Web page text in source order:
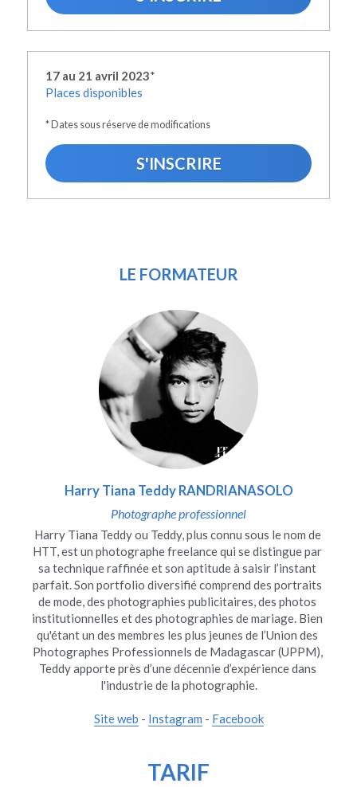
17 au 21 avril 2023*
Places disponibles
* Dates sous réserve de modifications
S'INSCRIRE
LE FORMATEUR
Harry Tiana Teddy RANDRIANASOLO
Photographe professionnel
Harry Tiana Teddy ou Teddy, plus connu sous le nom de
HTT, est un photographe freelance qui se distingue par
sa technique raffinée et son aptitude à saisir l’instant
parfait. Son portfolio diversifié comprend des portraits
de mode, des photographies publicitaires, des photos
institutionnelles et des photographies de mariage. Bien
qu'étant un des membres les plus jeunes de l’Union des
Photographes Professionnels de Madagascar (UPPM),
Teddy apporte près d’une décennie d’expérience dans
l'industrie de la photographie.
Site web - Instagram - Facebook
TARIF